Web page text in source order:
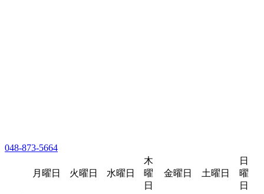
048-873-5664
月曜日 火曜日 水曜日
木
曜
日
金曜日 土曜日
日
曜
日